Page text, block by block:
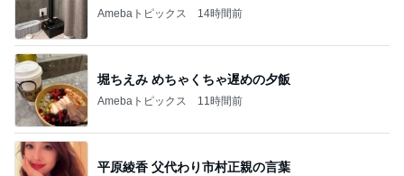
Amebaトピックス 14時間前
堀ちえみ めちゃくちゃ遅めの夕飯
Amebaトピックス 11時間前
平原綾香 父代わり市村正親の言葉